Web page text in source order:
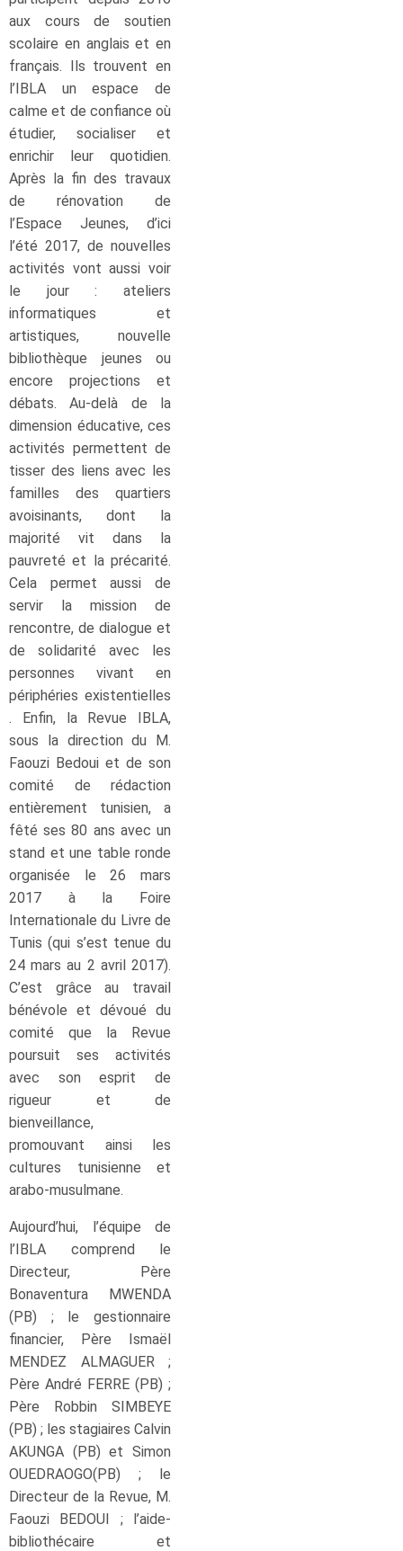
aux cours de soutien
scolaire en anglais et en
français. Ils trouvent en
l’IBLA un espace de
calme et de confiance où
étudier, socialiser et
enrichir leur quotidien.
Après la fin des travaux
de rénovation de
l’Espace Jeunes, d’ici
l’été 2017, de nouvelles
activités vont aussi voir
le jour : ateliers
informatiques et
artistiques, nouvelle
bibliothèque jeunes ou
encore projections et
débats. Au-delà de la
dimension éducative, ces
activités permettent de
tisser des liens avec les
familles des quartiers
avoisinants, dont la
majorité vit dans la
pauvreté et la précarité.
Cela permet aussi de
servir la mission de
rencontre, de dialogue et
de solidarité avec les
personnes vivant en
périphéries existentielles
. Enfin, la Revue IBLA,
sous la direction du M.
Faouzi Bedoui et de son
comité de rédaction
entièrement tunisien, a
fêté ses 80 ans avec un
stand et une table ronde
organisée le 26 mars
2017 à la Foire
Internationale du Livre de
Tunis (qui s’est tenue du
24 mars au 2 avril 2017).
C’est grâce au travail
bénévole et dévoué du
comité que la Revue
poursuit ses activités
avec son esprit de
rigueur et de
bienveillance,
promouvant ainsi les
cultures tunisienne et
arabo-musulmane.
Aujourd’hui, l’équipe de
l’IBLA comprend le
Directeur, Père
Bonaventura MWENDA
(PB) ; le gestionnaire
financier, Père Ismaël
MENDEZ ALMAGUER ;
Père André FERRE (PB) ;
Père Robbin SIMBEYE
(PB) ; les stagiaires Calvin
AKUNGA (PB) et Simon
OUEDRAOGO(PB) ; le
Directeur de la Revue, M.
Faouzi BEDOUI ; l’aide-
bibliothécaire et